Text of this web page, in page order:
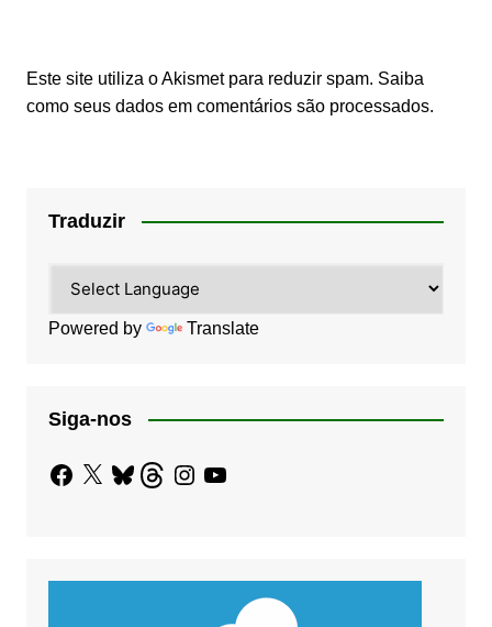
Este site utiliza o Akismet para reduzir spam. Saiba
como seus dados em comentários são processados.
Traduzir
Powered by Translate
Siga-nos
Facebook
X BlueskyThreadsInstagram
YouTube